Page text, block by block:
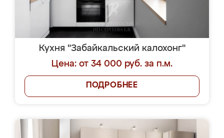
Кухня "Забайкальский калохонг"
Цена: от 34 000 руб. за п.м.
ПОДРОБНЕЕ